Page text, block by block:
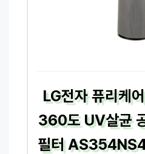
LG전자 퓨리케
360도 UV살균
필터